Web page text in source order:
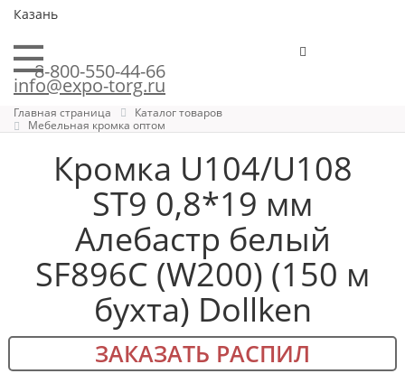
Казань
8-800-550-44-66
info@expo-torg.ru
Главная страница
Каталог товаров
Мебельная кромка оптом
Кромка U104/U108
ST9 0,8*19 мм
Алебастр белый
SF896C (W200) (150 м
бухта) Dollken
ЗАКАЗАТЬ РАСПИЛ